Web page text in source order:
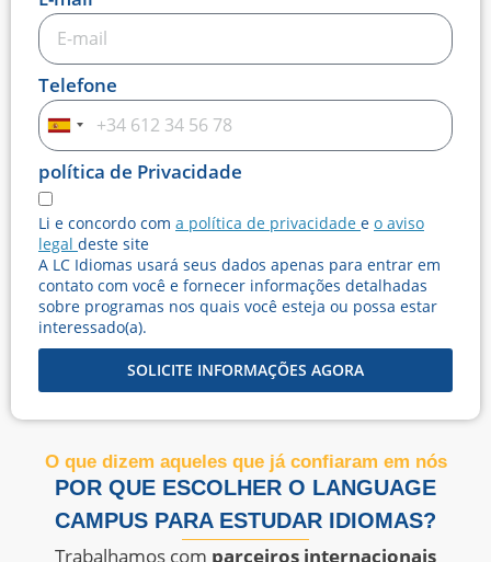
Telefone
Espanha
+34
política de Privacidade
Li e concordo com a política de privacidade e o aviso
legal deste site
A LC Idiomas usará seus dados apenas para entrar em
contato com você e fornecer informações detalhadas
sobre programas nos quais você esteja ou possa estar
interessado(a).
SOLICITE INFORMAÇÕES AGORA
O que dizem aqueles que já confiaram em nós
POR QUE ESCOLHER O LANGUAGE
CAMPUS PARA ESTUDAR IDIOMAS?
Trabalhamos com parceiros internacionais